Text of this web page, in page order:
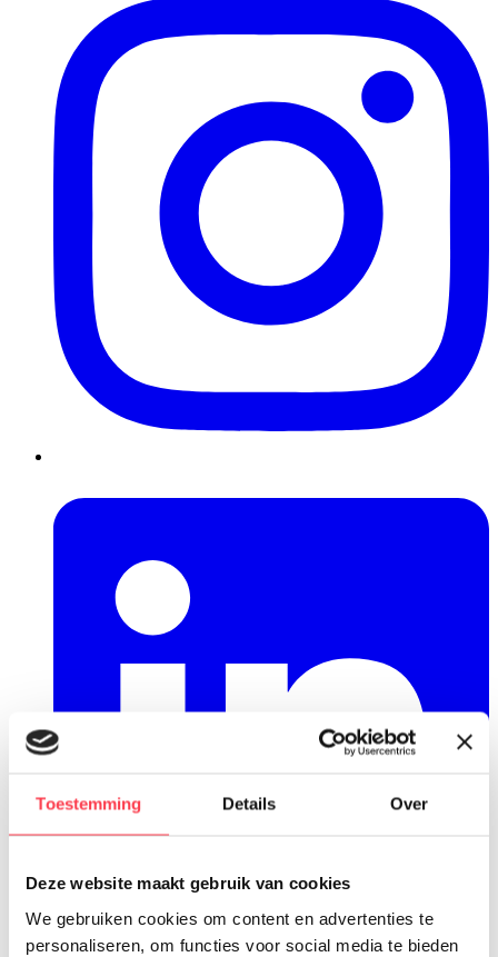
Toestemming Details Over
Deze website maakt gebruik van cookies
We gebruiken cookies om content en advertenties te
personaliseren, om functies voor social media te bieden